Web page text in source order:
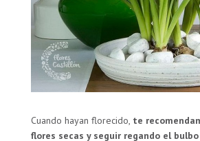
Cuando hayan florecido, te
flores secas y seguir regando el